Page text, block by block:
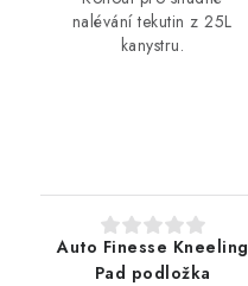
nalévání tekutin z 25L
kanystru.
Auto Finesse Kneeling
Pad podložka